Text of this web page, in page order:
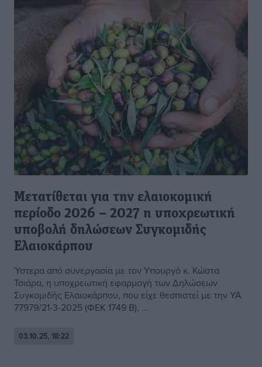
Μετατίθεται για την ελαιοκομική
περίοδο 2026 – 2027 η υποχρεωτική
υποβολή δηλώσεων Συγκομιδής
Ελαιοκάρπου
Ύστερα από συνεργασία με τον Υπουργό κ. Κώστα
Τσιάρα, η υποχρεωτική εφαρμογή των Δηλώσεων
Συγκομιδής Ελαιοκάρπου, που είχε θεσπιστεί με την ΥΑ
77979/21-3-2025 (ΦΕΚ 1749 Β), ...
03.10.25, 18:22